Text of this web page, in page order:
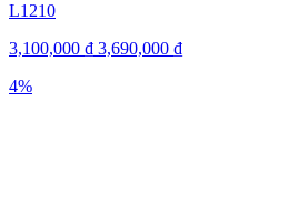
L1210
3,100,000 ₫ 3,690,000 ₫
4%